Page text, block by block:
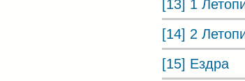
[13] 1
[14] 2
[15] Ездра